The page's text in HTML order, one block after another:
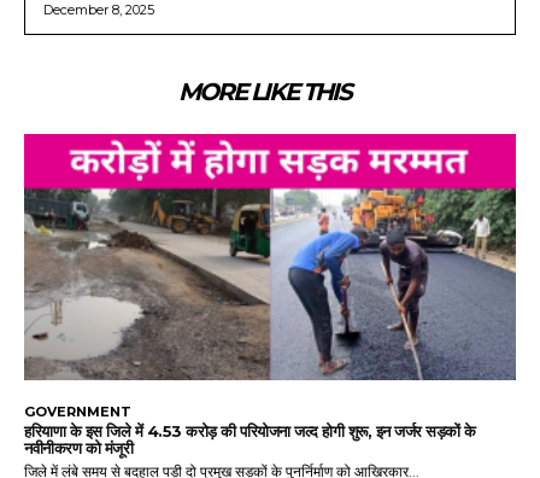
December 8, 2025
MORE LIKE THIS
GOVERNMENT
हरियाणा के इस जिले में 4.53 करोड़ की परियोजना जल्द होगी शुरू, इन जर्जर सड़कों के
नवीनीकरण को मंजूरी
जिले में लंबे समय से बदहाल पड़ी दो प्रमुख सड़कों के पुनर्निर्माण को आखिरकार...